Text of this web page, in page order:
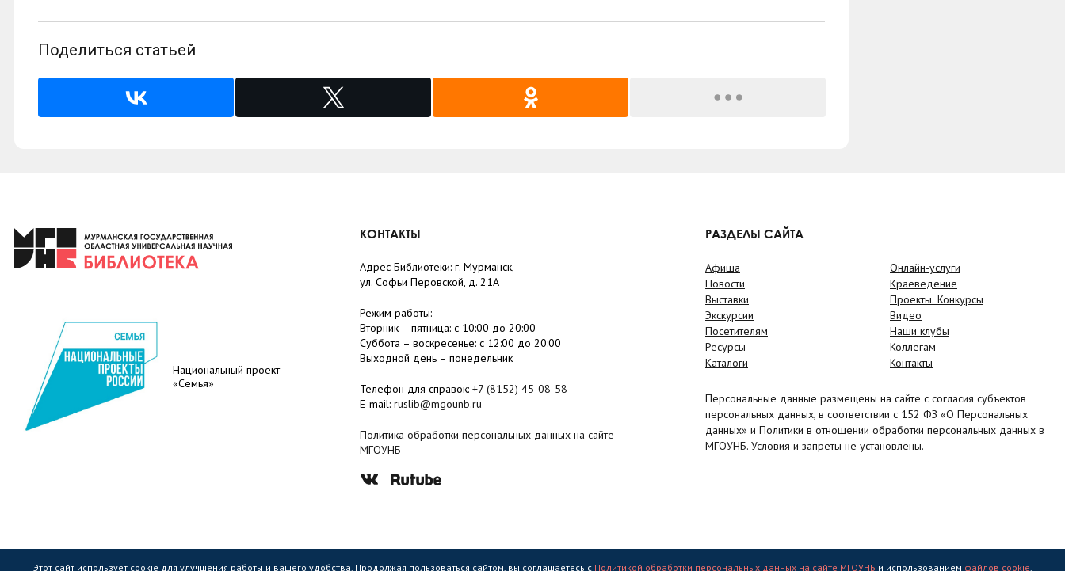
Поделиться статьей
Национальный проект
«Семья»
КОНТАКТЫ
Адрес Библиотеки: г. Мурманск,
ул. Софьи Перовской, д. 21А
Режим работы:
Вторник – пятница: с 10:00 до 20:00
Суббота – воскресенье: c 12:00 до 20:00
Выходной день – понедельник
Телефон для справок: +7 (8152) 45-08-58
E-mail: ruslib@mgounb.ru
Политика обработки персональных данных на сайте
МГОУНБ
РАЗДЕЛЫ САЙТА
Афиша
Новости
Выставки
Экскурсии
Посетителям
Ресурсы
Каталоги
Онлайн-услуги
Краеведение
Проекты. Конкурсы
Видео
Наши клубы
Коллегам
Контакты
Персональные данные размещены на сайте с согласия субъектов
персональных данных, в соответствии с 152 ФЗ «О Персональных
данных» и Политики в отношении обработки персональных данных в
МГОУНБ. Условия и запреты не установлены.
Этот сайт использует cookie для улучшения работы и вашего удобства. Продолжая пользоваться сайтом, вы соглашаетесь с Политикой обработки персональных данных на сайте МГОУНБ и использованием файлов cookie.